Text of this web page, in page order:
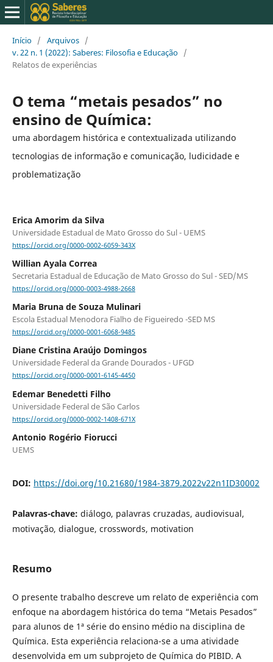
Início / Arquivos /
v. 22 n. 1 (2022): Saberes: Filosofia e Educação /
Relatos de experiências
O tema “metais pesados” no
ensino de Química:
uma abordagem histórica e contextualizada utilizando
tecnologias de informação e comunicação, ludicidade e
problematização
Erica Amorim da Silva
Universidade Estadual de Mato Grosso do Sul - UEMS
https://orcid.org/0000-0002-6059-343X
Willian Ayala Correa
Secretaria Estadual de Educação de Mato Grosso do Sul - SED/MS
https://orcid.org/0000-0003-4988-2668
Maria Bruna de Souza Mulinari
Escola Estadual Menodora Fialho de Figueiredo -SED MS
https://orcid.org/0000-0001-6068-9485
Diane Cristina Araújo Domingos
Universidade Federal da Grande Dourados - UFGD
https://orcid.org/0000-0001-6145-4450
Edemar Benedetti Filho
Universidade Federal de São Carlos
https://orcid.org/0000-0002-1408-671X
Antonio Rogério Fiorucci
UEMS
DOI: https://doi.org/10.21680/1984-3879.2022v22n1ID30002
Palavras-chave: diálogo, palavras cruzadas, audiovisual,
motivação, dialogue, crosswords, motivation
Resumo
O presente trabalho descreve um relato de experiência com
enfoque na abordagem histórica do tema “Metais Pesados”
para alunos de 1ª série do ensino médio na disciplina de
Química. Esta experiência relaciona-se a uma atividade
desenvolvida em um subprojeto de Química do PIBID. A